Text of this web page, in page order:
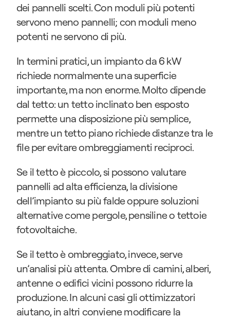
dei pannelli scelti. Con moduli più potenti
servono meno pannelli; con moduli meno
potenti ne servono di più.
In termini pratici, un impianto da 6 kW
richiede normalmente una superficie
importante, ma non enorme. Molto dipende
dal tetto: un tetto inclinato ben esposto
permette una disposizione più semplice,
mentre un tetto piano richiede distanze tra le
file per evitare ombreggiamenti reciproci.
Se il tetto è piccolo, si possono valutare
pannelli ad alta efficienza, la divisione
dell’impianto su più falde oppure soluzioni
alternative come pergole, pensiline o tettoie
fotovoltaiche.
Se il tetto è ombreggiato, invece, serve
un’analisi più attenta. Ombre di camini, alberi,
antenne o edifici vicini possono ridurre la
produzione. In alcuni casi gli ottimizzatori
aiutano, in altri conviene modificare la